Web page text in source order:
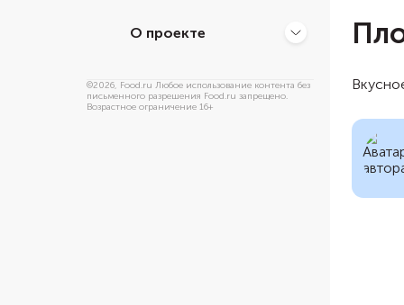
О проекте
©2026, Food.ru Любое использование контента без
письменного разрешения Food.ru запрещено.
Возрастное ограничение 16+